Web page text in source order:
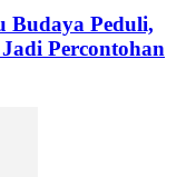
Budaya Peduli,
Percontohan